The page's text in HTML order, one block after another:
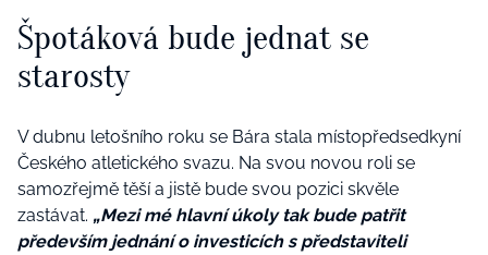
Špotáková bude jednat se
starosty
V dubnu letošního roku se Bára stala místopředsedkyní
Českého atletického svazu. Na svou novou roli se
samozřejmě těší a jistě bude svou pozici skvěle
zastávat. „Mezi mé hlavní úkoly tak bude patřit
především jednání o investicích s představiteli